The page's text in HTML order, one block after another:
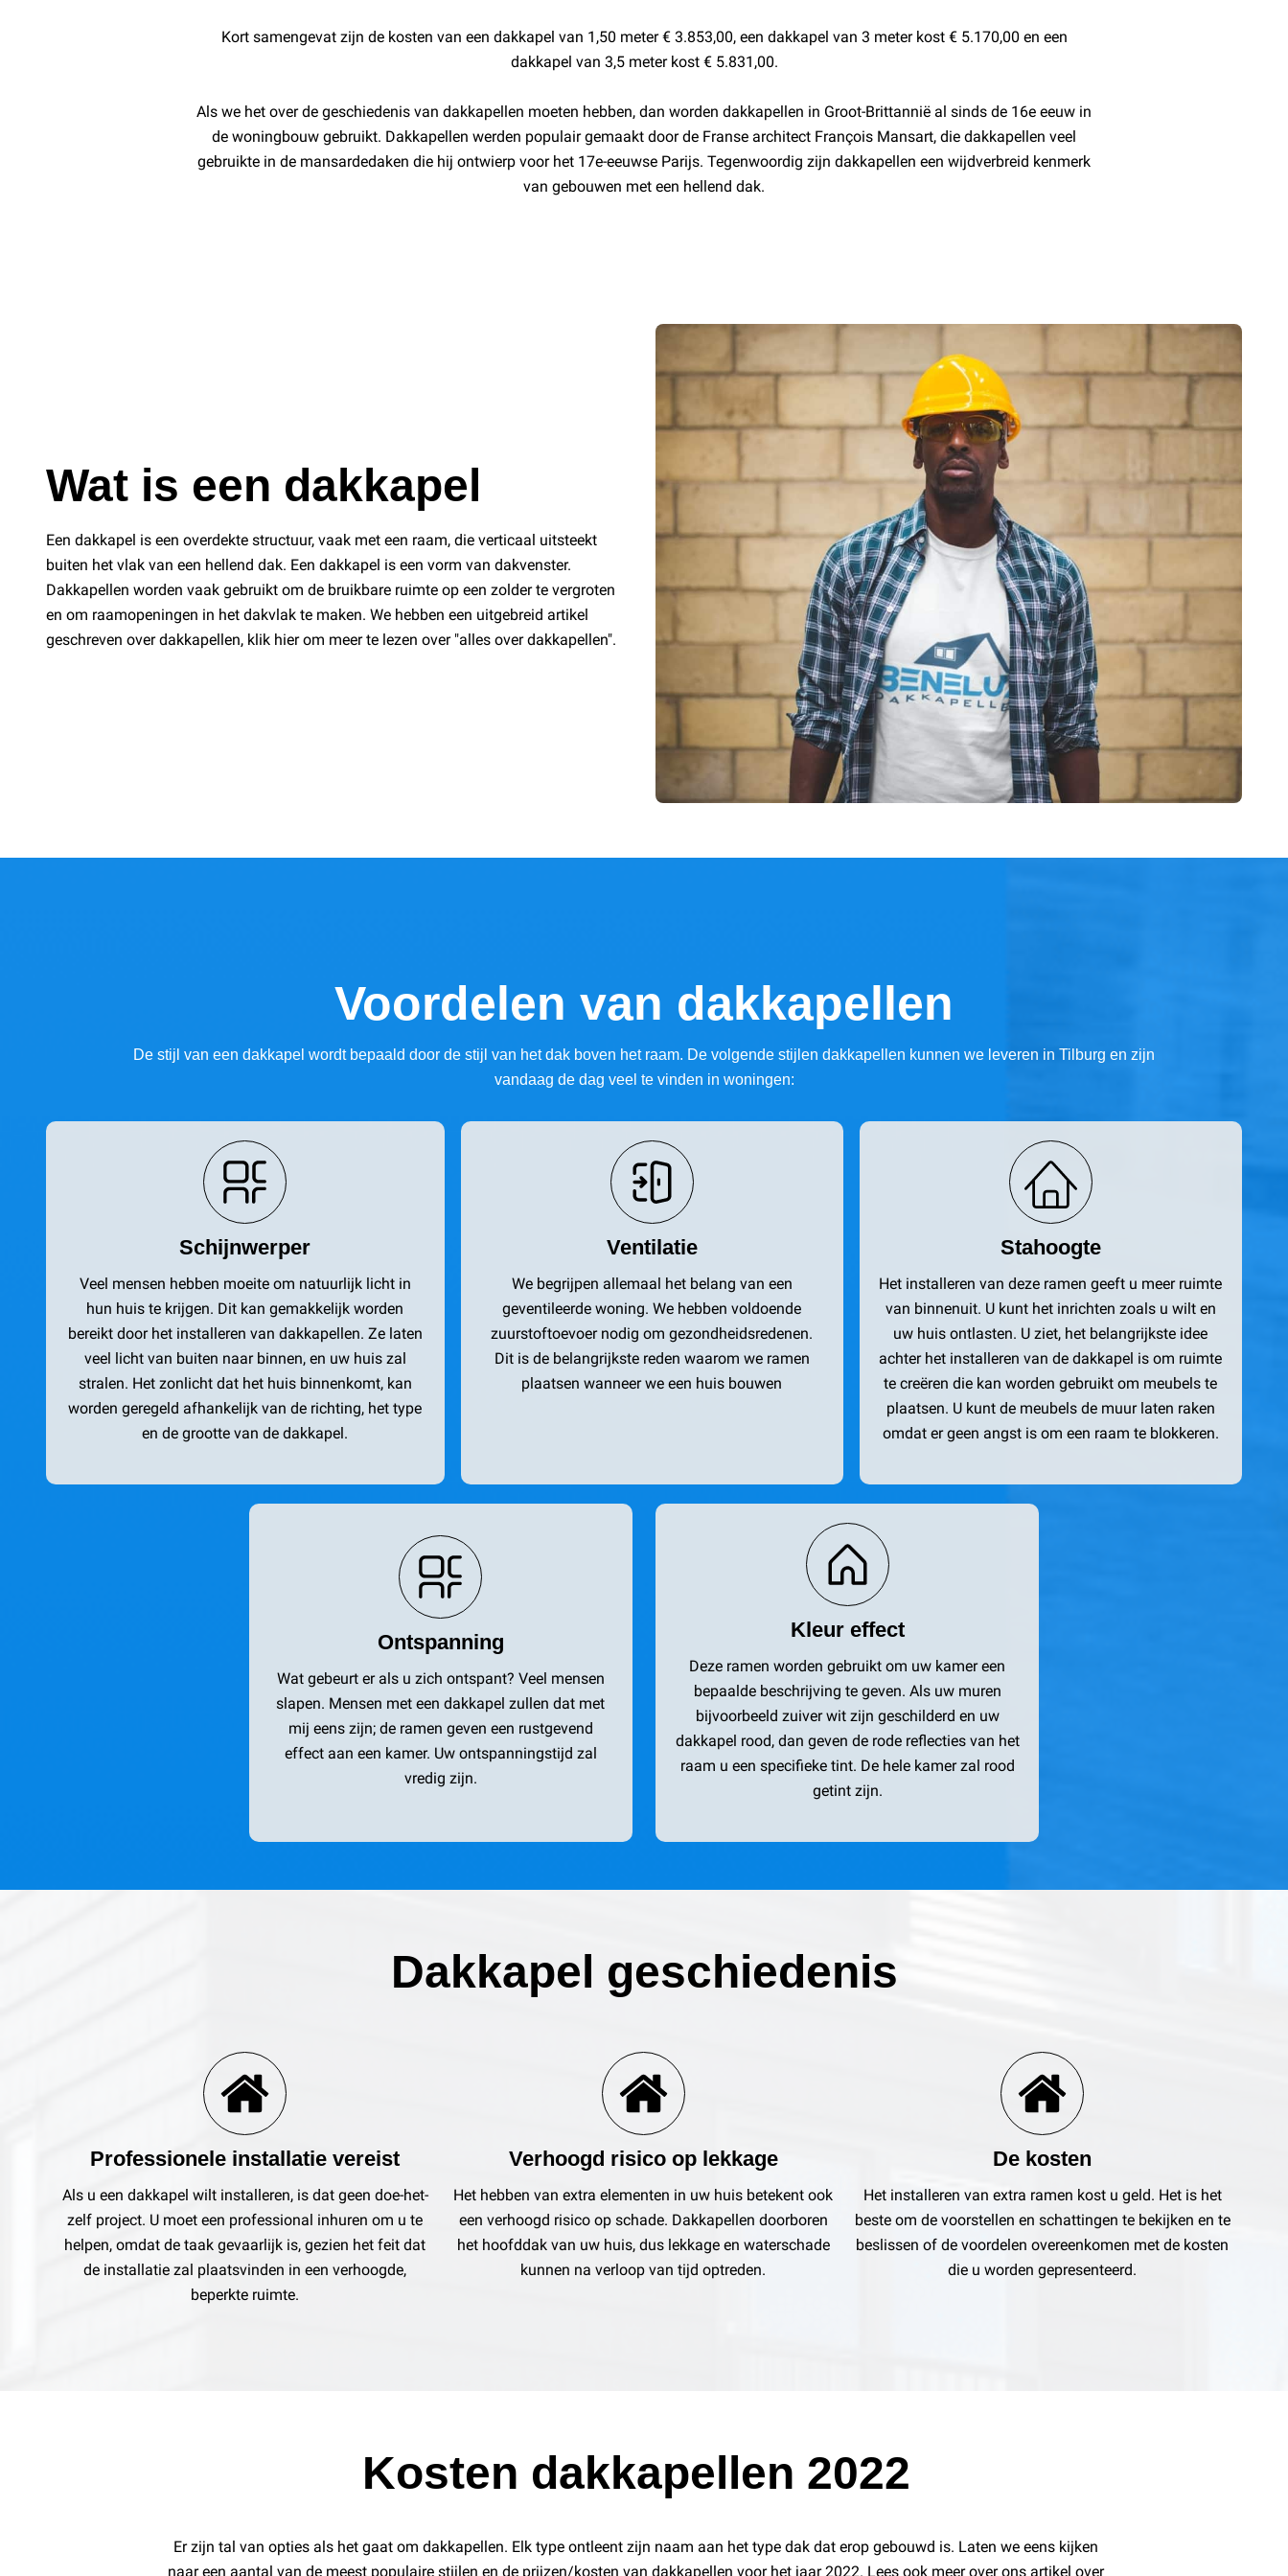
Kort samengevat zijn de kosten van een dakkapel van 1,50 meter € 3.853,00, een dakkapel van 3 meter kost € 5.170,00 en een
dakkapel van 3,5 meter kost € 5.831,00.
Als we het over de geschiedenis van dakkapellen moeten hebben, dan worden dakkapellen in Groot-Brittannië al sinds de 16e eeuw in
de woningbouw gebruikt. Dakkapellen werden populair gemaakt door de Franse architect François Mansart, die dakkapellen veel
gebruikte in de mansardedaken die hij ontwierp voor het 17e-eeuwse Parijs. Tegenwoordig zijn dakkapellen een wijdverbreid kenmerk
van gebouwen met een hellend dak.
Wat is een dakkapel
Een dakkapel is een overdekte structuur, vaak met een raam, die verticaal uitsteekt
buiten het vlak van een hellend dak. Een dakkapel is een vorm van dakvenster.
Dakkapellen worden vaak gebruikt om de bruikbare ruimte op een zolder te vergroten
en om raamopeningen in het dakvlak te maken. We hebben een uitgebreid artikel
geschreven over dakkapellen, klik hier om meer te lezen over "alles over dakkapellen".
Voordelen van dakkapellen
De stijl van een dakkapel wordt bepaald door de stijl van het dak boven het raam. De volgende stijlen dakkapellen kunnen we leveren in Tilburg en zijn
vandaag de dag veel te vinden in woningen:
Schijnwerper
Veel mensen hebben moeite om natuurlijk licht in
hun huis te krijgen. Dit kan gemakkelijk worden
bereikt door het installeren van dakkapellen. Ze laten
veel licht van buiten naar binnen, en uw huis zal
stralen. Het zonlicht dat het huis binnenkomt, kan
worden geregeld afhankelijk van de richting, het type
en de grootte van de dakkapel.
Ventilatie
We begrijpen allemaal het belang van een
geventileerde woning. We hebben voldoende
zuurstoftoevoer nodig om gezondheidsredenen.
Dit is de belangrijkste reden waarom we ramen
plaatsen wanneer we een huis bouwen
Stahoogte
Het installeren van deze ramen geeft u meer ruimte
van binnenuit. U kunt het inrichten zoals u wilt en
uw huis ontlasten. U ziet, het belangrijkste idee
achter het installeren van de dakkapel is om ruimte
te creëren die kan worden gebruikt om meubels te
plaatsen. U kunt de meubels de muur laten raken
omdat er geen angst is om een raam te blokkeren.
Ontspanning
Wat gebeurt er als u zich ontspant? Veel mensen
slapen. Mensen met een dakkapel zullen dat met
mij eens zijn; de ramen geven een rustgevend
effect aan een kamer. Uw ontspanningstijd zal
vredig zijn.
Kleur effect
Deze ramen worden gebruikt om uw kamer een
bepaalde beschrijving te geven. Als uw muren
bijvoorbeeld zuiver wit zijn geschilderd en uw
dakkapel rood, dan geven de rode reflecties van het
raam u een specifieke tint. De hele kamer zal rood
getint zijn.
Dakkapel geschiedenis
Professionele installatie vereist
Als u een dakkapel wilt installeren, is dat geen doe-het-
zelf project. U moet een professional inhuren om u te
helpen, omdat de taak gevaarlijk is, gezien het feit dat
de installatie zal plaatsvinden in een verhoogde,
beperkte ruimte.
Verhoogd risico op lekkage
Het hebben van extra elementen in uw huis betekent ook
een verhoogd risico op schade. Dakkapellen doorboren
het hoofddak van uw huis, dus lekkage en waterschade
kunnen na verloop van tijd optreden.
De kosten
Het installeren van extra ramen kost u geld. Het is het
beste om de voorstellen en schattingen te bekijken en te
beslissen of de voordelen overeenkomen met de kosten
die u worden gepresenteerd.
Kosten dakkapellen 2022
Er zijn tal van opties als het gaat om dakkapellen. Elk type ontleent zijn naam aan het type dak dat erop gebouwd is. Laten we eens kijken
naar een aantal van de meest populaire stijlen en de prijzen/kosten van dakkapellen voor het jaar 2022. Lees ook meer over ons artikel over